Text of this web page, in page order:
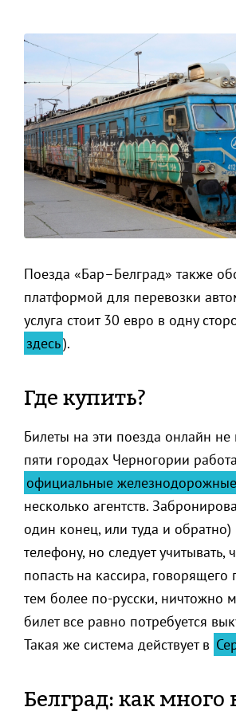
Поезда «Бар–Белград» также
платформой для перевозки
услуга стоит 30 евро в одну
здесь).
Где купить?
Билеты на эти поезда онлайн
пяти городах Черногории
официальные
несколько агентств.
один конец, или туда и
телефону, но следует учитывать,
попасть на кассира, говорящего
тем более по-русски, ничтожно
билет все равно потребуется
Такая же система действует в
Белград: как много